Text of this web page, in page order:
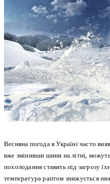
Весняна погода в Україні часто
вже змінивши шини на літні,
похолодання ставить під загрозу
температура раптом знижується